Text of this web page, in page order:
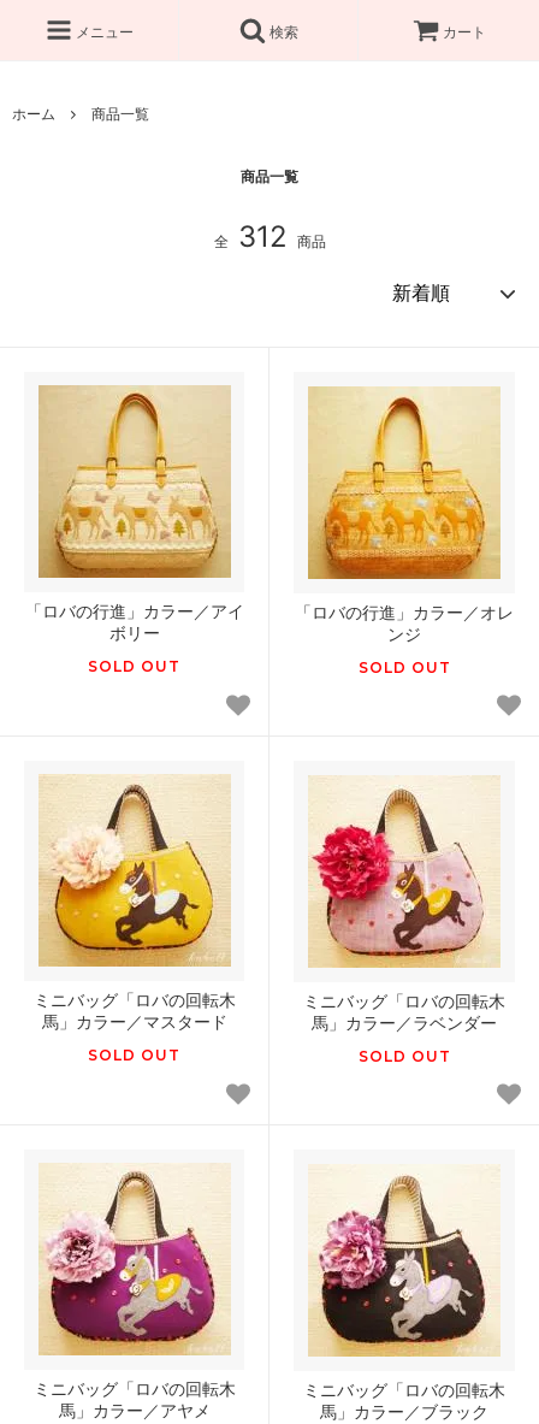
メニュー 検索 カート
ホーム 商品一覧
商品一覧
全 312 商品
「ロバの行進」カラー／アイ
ボリー
SOLD OUT
「ロバの行進」カラー／オレ
ンジ
SOLD OUT
ミニバッグ「ロバの回転木
馬」カラー／マスタード
SOLD OUT
ミニバッグ「ロバの回転木
馬」カラー／ラベンダー
SOLD OUT
ミニバッグ「ロバの回転木
馬」カラー／アヤメ
ミニバッグ「ロバの回転木
馬」カラー／ブラック